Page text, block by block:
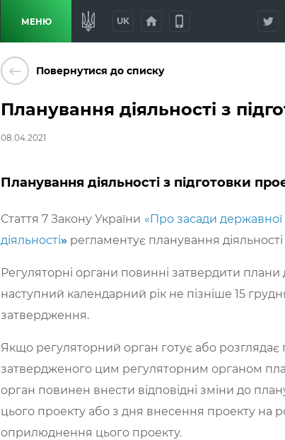
МЕНЮ UK home phone_iphone
keyboard_backspace Повернутися до списку
Планування діяльності з
08.04.2021
Планування діяльності з підготовки
Стаття 7 Закону України «Про засади державної
діяльності» регламентує планування
Регуляторні органи повинні затвердити плани
наступний календарний рік не пізніше 15
затвердження.
Якщо регуляторний орган готує або
затвердженого цим регуляторним органом
орган повинен внести відповідні зміни до
цього проекту або з дня внесення проекту на
оприлюднення цього проекту.